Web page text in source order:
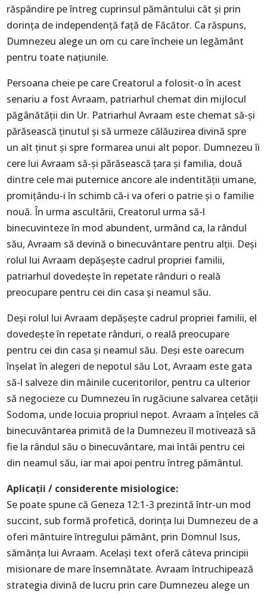
răspândire pe întreg cuprinsul pământului cât și prin
dorința de independență față de Făcător. Ca răspuns,
Dumnezeu alege un om cu care încheie un legământ
pentru toate națiunile.
Persoana cheie pe care Creatorul a folosit-o în acest
senariu a fost Avraam, patriarhul chemat din mijlocul
păgânătății din Ur. Patriarhul Avraam este chemat să-și
părăsească ținutul și să urmeze călăuzirea divină spre
un alt ținut și spre formarea unui alt popor. Dumnezeu îi
cere lui Avraam să-și părăsească țara și familia, două
dintre cele mai puternice ancore ale indentității umane,
promițându-i în schimb că-i va oferi o patrie și o familie
nouă. În urma ascultării, Creatorul urma să-l
binecuvinteze în mod abundent, urmând ca, la rândul
său, Avraam să devină o binecuvântare pentru alții. Deși
rolul lui Avraam depășește cadrul propriei familii,
patriarhul dovedește în repetate rânduri o reală
preocupare pentru cei din casa și neamul său.
Deși rolul lui Avraam depășește cadrul propriei familii, el
dovedește în repetate rânduri, o reală preocupare
pentru cei din casa și neamul său. Deși este oarecum
înșelat în alegeri de nepotul său Lot, Avraam este gata
să-l salveze din mâinile cuceritorilor, pentru ca ulterior
să negocieze cu Dumnezeu în rugăciune salvarea cetății
Sodoma, unde locuia propriul nepot. Avraam a înțeles că
binecuvântarea primită de la Dumnezeu îl motivează să
fie la rândul său o binecuvântare, mai întâi pentru cei
din neamul său, iar mai apoi pentru întreg pământul.
Aplicații / considerente misiologice:
Se poate spune că Geneza 12:1-3 prezintă într-un mod
succint, sub formă profetică, dorința lui Dumnezeu de a
oferi mântuire întregului pâmânt, prin Domnul Isus,
sâmânța lui Avraam. Același text oferă câteva principii
misionare de mare însemnătate. Avraam întruchipează
strategia divină de lucru prin care Dumnezeu alege un